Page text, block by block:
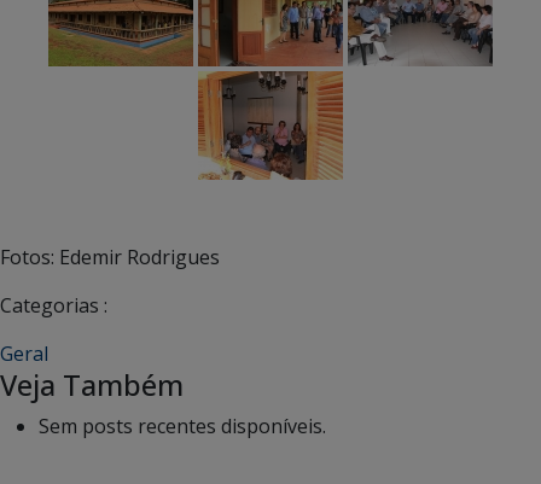
Fotos: Edemir Rodrigues
Categorias :
Geral
Veja Também
Sem posts recentes disponíveis.